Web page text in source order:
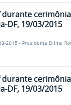
DF, 19/03/2015
2015 - Presidenta Dilma
DF, 19/03/2015